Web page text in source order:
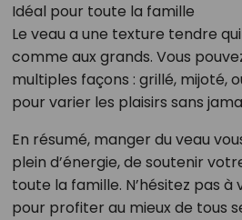
Idéal pour toute la famille
Le veau a une texture tendre
comme aux grands. Vous
multiples façons : grillé, mijoté,
pour varier les plaisirs sans
En résumé, manger du veau
plein d’énergie, de soutenir
toute la famille. N’hésitez pas
pour profiter au mieux de tous